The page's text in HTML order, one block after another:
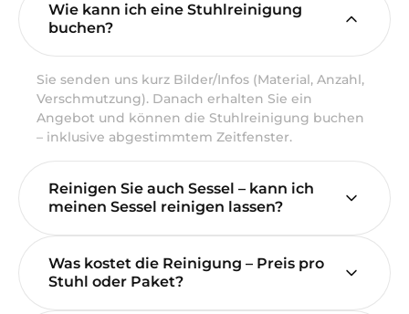
Wie kann ich eine Stuhlreinigung
buchen?
Sie senden uns kurz Bilder/Infos (Material, Anzahl,
Verschmutzung). Danach erhalten Sie ein
Angebot und können die Stuhlreinigung buchen
– inklusive abgestimmtem Zeitfenster.
Reinigen Sie auch Sessel – kann ich
meinen Sessel reinigen lassen?
Was kostet die Reinigung – Preis pro
Stuhl oder Paket?